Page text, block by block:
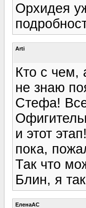
Орхидея
Arti
Кто с
не знаю
Стефа!
и этот
пока,
Так что
Блин, я
ЕленаАС